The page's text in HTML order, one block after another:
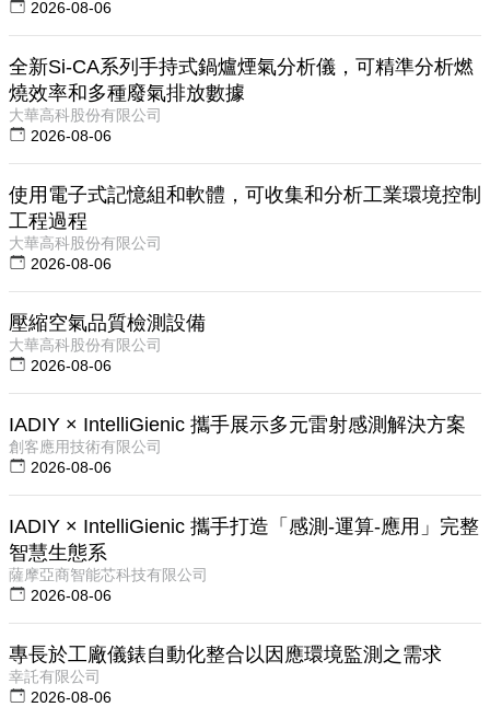
2026-08-06
全新Si-CA系列手持式鍋爐煙氣分析儀，可精準分析燃
燒效率和多種廢氣排放數據
大華高科股份有限公司
2026-08-06
使用電子式記憶組和軟體，可收集和分析工業環境控制
工程過程
大華高科股份有限公司
2026-08-06
壓縮空氣品質檢測設備
大華高科股份有限公司
2026-08-06
IADIY × IntelliGienic 攜手展示多元雷射感測解決方案
創客應用技術有限公司
2026-08-06
IADIY × IntelliGienic 攜手打造「感測-運算-應用」完整
智慧生態系
薩摩亞商智能芯科技有限公司
2026-08-06
專長於工廠儀錶自動化整合以因應環境監測之需求
幸託有限公司
2026-08-06